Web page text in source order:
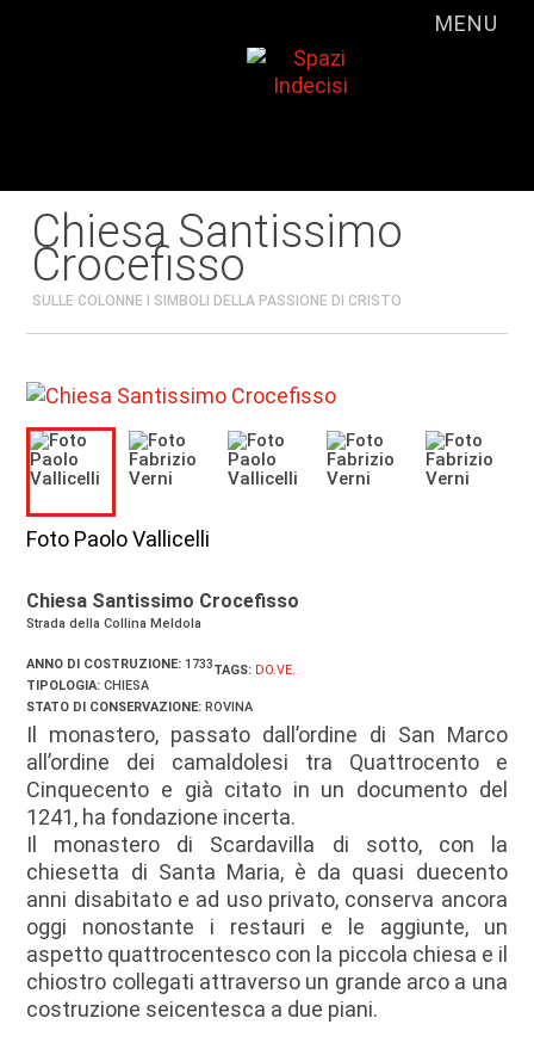
MENU
Chiesa Santissimo
Crocefisso
SULLE COLONNE I SIMBOLI DELLA PASSIONE DI CRISTO
Foto Paolo Vallicelli
Chiesa Santissimo Crocefisso
Strada della Collina Meldola
ANNO DI COSTRUZIONE: 1733
TIPOLOGIA: CHIESA
STATO DI CONSERVAZIONE: ROVINA
TAGS: DO.VE.
Il monastero, passato dall’ordine di San Marco
all’ordine dei camaldolesi tra Quattrocento e
Cinquecento e già citato in un documento del
1241, ha fondazione incerta.
Il monastero di Scardavilla di sotto, con la
chiesetta di Santa Maria, è da quasi duecento
anni disabitato e ad uso privato, conserva ancora
oggi nonostante i restauri e le aggiunte, un
aspetto quattrocentesco con la piccola chiesa e il
chiostro collegati attraverso un grande arco a una
costruzione seicentesca a due piani.